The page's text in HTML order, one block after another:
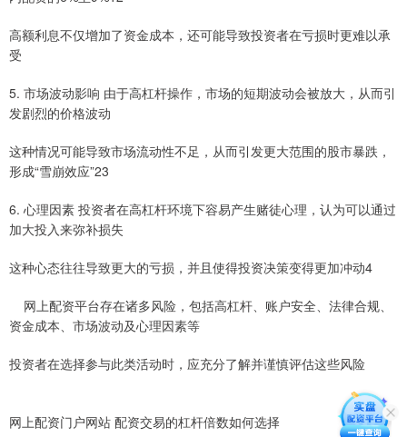
高额利息不仅增加了资金成本，还可能导致投资者在亏损时更难以承
受
5. 市场波动影响 由于高杠杆操作，市场的短期波动会被放大，从而引
发剧烈的价格波动
这种情况可能导致市场流动性不足，从而引发更大范围的股市暴跌，
形成“雪崩效应”23
6. 心理因素 投资者在高杠杆环境下容易产生赌徒心理，认为可以通过
加大投入来弥补损失
这种心态往往导致更大的亏损，并且使得投资决策变得更加冲动4
网上配资平台存在诸多风险，包括高杠杆、账户安全、法律合规、
资金成本、市场波动及心理因素等
投资者在选择参与此类活动时，应充分了解并谨慎评估这些风险
网上配资门户网站 配资交易的杠杆倍数如何选择